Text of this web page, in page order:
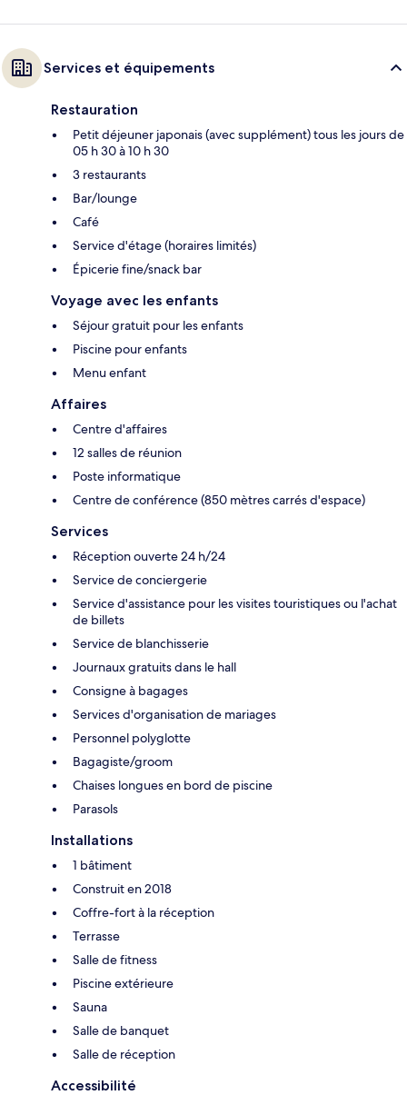
Services et équipements
Restauration
Petit déjeuner japonais (avec supplément) tous les jours de
05 h 30 à 10 h 30
3 restaurants
Bar/lounge
Café
Service d'étage (horaires limités)
Épicerie fine/snack bar
Voyage avec les enfants
Séjour gratuit pour les enfants
Piscine pour enfants
Menu enfant
Affaires
Centre d'affaires
12 salles de réunion
Poste informatique
Centre de conférence (850 mètres carrés d'espace)
Services
Réception ouverte 24 h/24
Service de conciergerie
Service d'assistance pour les visites touristiques ou l'achat
de billets
Service de blanchisserie
Journaux gratuits dans le hall
Consigne à bagages
Services d'organisation de mariages
Personnel polyglotte
Bagagiste/groom
Chaises longues en bord de piscine
Parasols
Installations
1 bâtiment
Construit en 2018
Coffre-fort à la réception
Terrasse
Salle de fitness
Piscine extérieure
Sauna
Salle de banquet
Salle de réception
Accessibilité